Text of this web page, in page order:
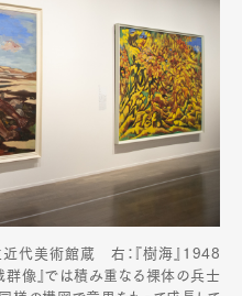
代美術館蔵 右：『樹海』1948
像』では積み重なる裸体の兵士